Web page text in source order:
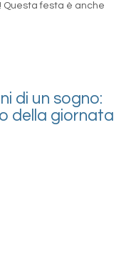
Questa festa è anche
di un sogno:
della giornata